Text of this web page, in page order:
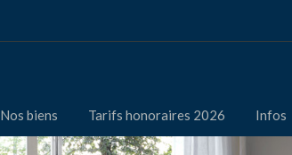
Nos biens Tarifs honoraires 2026 Infos